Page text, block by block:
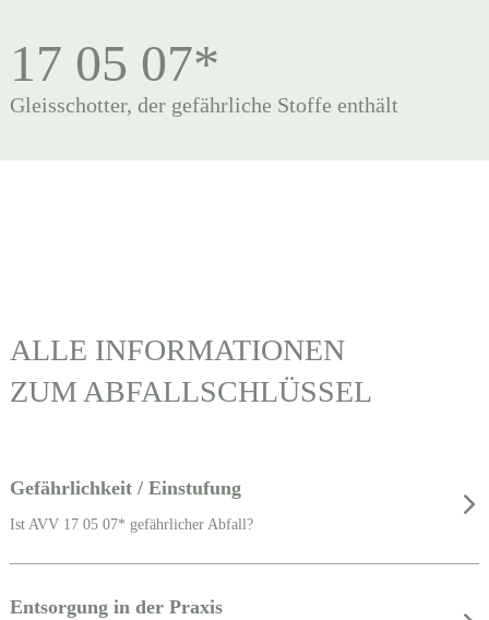
17 05 07*
Gleisschotter, der gefährliche Stoffe enthält
ALLE INFORMATIONEN
ZUM ABFALLSCHLÜSSEL
Gefährlichkeit / Einstufung
Ist AVV 17 05 07* gefährlicher Abfall?
Entsorgung in der Praxis